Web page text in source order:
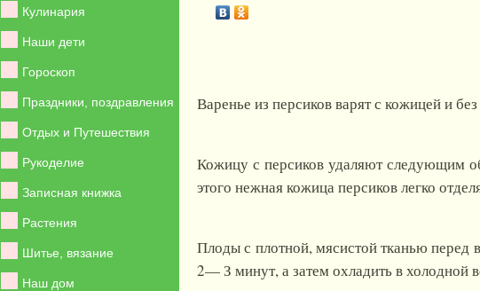
Кулинария
Наши дети
Гороскоп
Праздники, поздравления
Отдых и Путешествия
Рукоделие
Записная книжка
Растения
Шитье, вязание
Наш дом
Варенье из персиков варят с кожицей и
Кожицу с персиков удаляют следующим
этого нежная кожица персиков легко
Плоды с плотной, мясистой тканью перед
2— З минут, а затем охладить в холодной